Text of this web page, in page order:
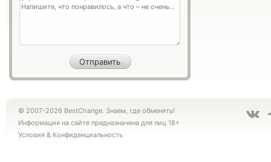
© 2007-2026 BestChange. Знаем, где обменять!
Информация на сайте предназначена для лиц 18+
Условия & Конфиденциальность